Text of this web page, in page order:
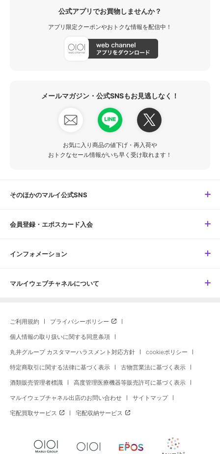
公式アプリでお買物しませんか？
アプリ限定クーポンやおトクな情報を配信中！
メールマガジン・公式SNSもお見逃しなく！
お気に入り商品の値下げ・再入荷や
おトクなセール情報がいち早く受け取れます！
そのほかのマルイ公式SNS
会員登録・エポスカード入会
インフォメーション
マルイウェブチャネルについて
ご利用規約 プライバシーポリシー
個人情報の取り扱いに関する同意条項
丸井グループ カスタマーハラスメント対応方針 cookieポリシー
特定商取引に関する法律に基づく表示 古物営業法に基づく表示
酒類販売管理者標識 高度管理医療機器等販売許可に基づく表示
マルイウェブチャネル出店のお問い合わせ サイトマップ
宅配買取サービス 宅配収納サービス